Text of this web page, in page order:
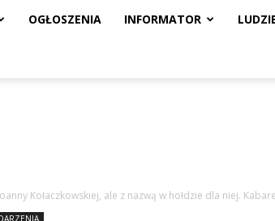
OGŁOSZENIA INFORMATOR
Kołaczkowskiej, ale z nazwą w hołdzie dla niej.